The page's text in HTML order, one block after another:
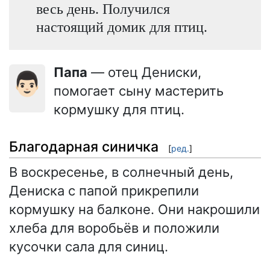
весь день. Получился
настоящий домик для птиц.
👨🏻 Папа — отец Дениски,
помогает сыну мастерить
кормушку для птиц.
Благодарная синичка [ред.]
В воскресенье, в солнечный день,
Дениска с папой прикрепили
кормушку на балконе. Они накрошили
хлеба для воробьёв и положили
кусочки сала для синиц.